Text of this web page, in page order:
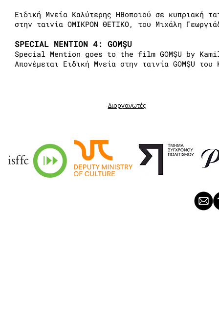
Ειδική Μνεία Καλύτερης Ηθοποιού σε κυπριακή
στην ταινία ΟΜΙΚΡΟΝ ΘΕΤΙΚΟ, του Μιχάλη
SPECIAL MENTION 4: GOMŞU
Special Mention goes to the film GOMŞU by
Απονέμεται Ειδική Μνεία στην ταινία GOMŞU
Διοργανωτές